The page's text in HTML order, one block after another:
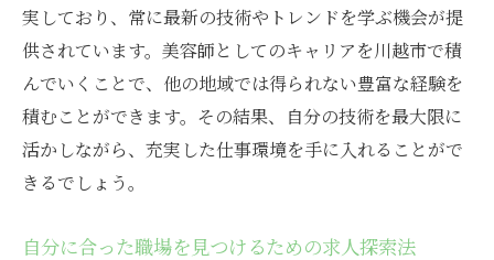
実しており、常に最新の技術やトレンドを学ぶ機会が提
供されています。美容師としてのキャリアを川越市で積
んでいくことで、他の地域では得られない豊富な経験を
積むことができます。その結果、自分の技術を最大限に
活かしながら、充実した仕事環境を手に入れることがで
きるでしょう。
自分に合った職場を見つけるための求人探索法